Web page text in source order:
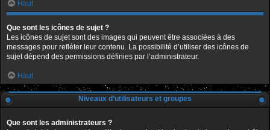
Haut
Que sont les icônes de sujet ?
Les icônes de sujet sont des images qui peuvent être associées à des
messages pour refléter leur contenu. La possibilité d’utiliser des icônes de
sujet dépend des permissions définies par l’administrateur.
Haut
Niveaux d’utilisateurs et groupes
Que sont les administrateurs ?